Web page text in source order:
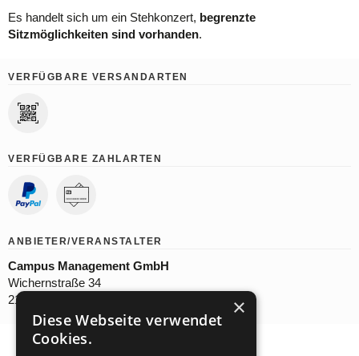
Es handelt sich um ein Stehkonzert, begrenzte
Sitzmöglichkeiten sind vorhanden.
VERFÜGBARE VERSANDARTEN
VERFÜGBARE ZAHLARTEN
ANBIETER/VERANSTALTER
Campus Management GmbH
Wichernstraße 34
21335 Lüneburg
×
Diese Webseite verwendet
Cookies.